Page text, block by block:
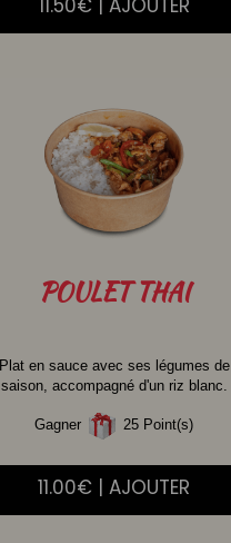
11.50€ | AJOUTER
POULETTHAI
Plat en sauce avec ses légumes de
saison, accompagné d'un riz blanc.
Gagner 25 Point(s)
11.00€ | AJOUTER